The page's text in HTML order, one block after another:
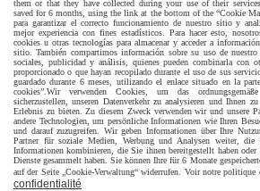
Livraison
them or that they have collected during your use of their
saved for 6 months, using the link at the bottom of the “Cookie
para garantizar el correcto funcionamiento de nuestro sitio y
mejor experiencia con fines estadísticos. Para hacer esto,
cookies u otras tecnologías para almacenar y acceder a
sitio. También compartimos información sobre su uso de
sociales, publicidad y análisis, quienes pueden combinarla con
proporcionado o que hayan recopilado durante el uso de sus
guardado durante 6 meses, utilizando el enlace situado en la
cookies”. Wir verwenden Cookies, um das
sicherzustellen, unseren Datenverkehr zu analysieren und Ihnen
Erlebnis zu bieten. Zu diesem Zweck verwenden wir und unsere
andere Technologien, um persönliche Informationen wie Ihren
und darauf zuzugreifen. Wir geben Informationen über Ihre
Partner für soziale Medien, Werbung und Analysen weiter, die
Informationen kombinieren, die Sie ihnen bereitgestellt haben
Dienste gesammelt haben. Sie können Ihre für 6 Monate
auf der Seite „Cookie-Verwaltung“ widerrufen. Voir notre politique
confidentialité